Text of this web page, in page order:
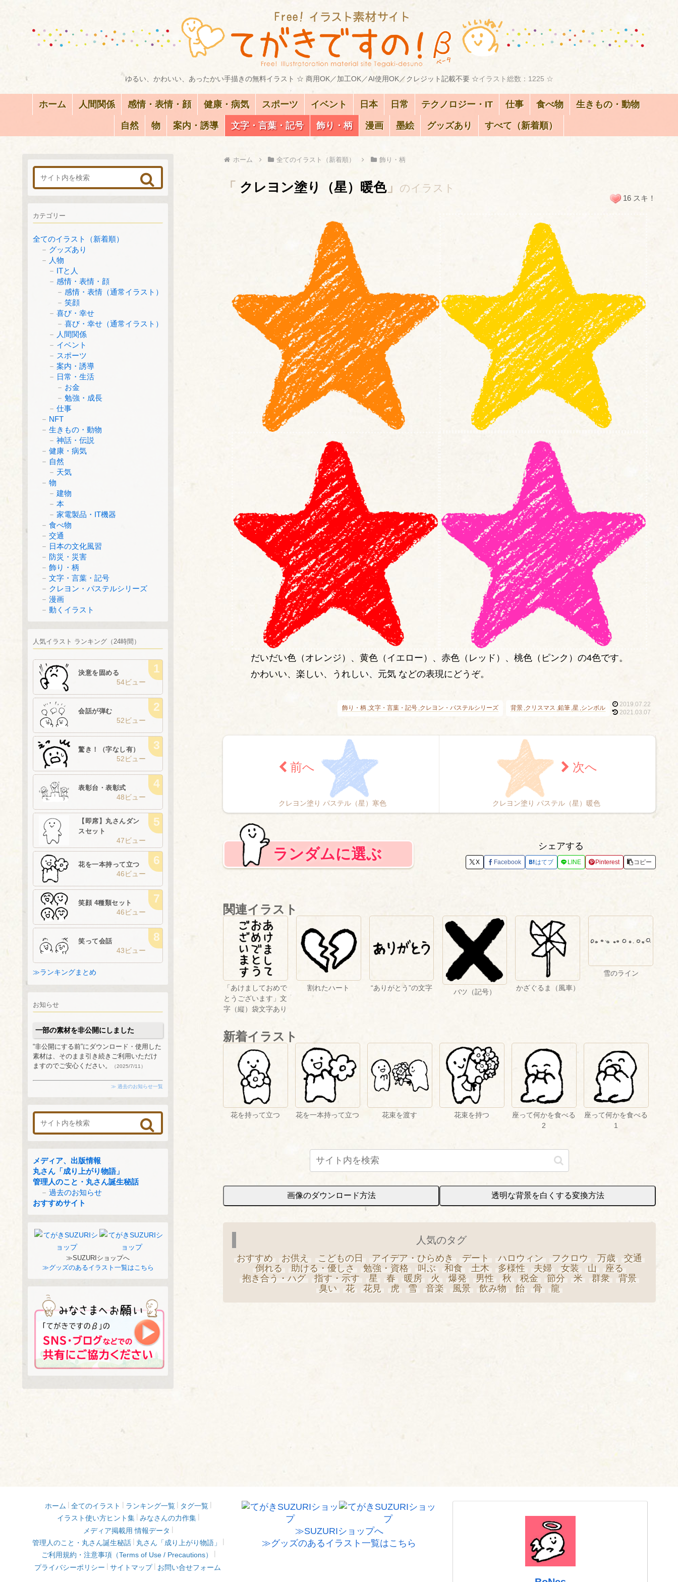
ゆるい、かわいい、あったかい手描きの無料イラスト ☆ 商用OK／加工OK／AI使用OK／クレジット記載不要 ☆イラスト総数：1225 ☆
ホーム 人間関係 感情・表情・顔 健康・病気 スポーツ イベント 日本 日常 テクノロジー・IT 仕事 食べ物 生きもの・動物
自然 物 案内・誘導 文字・言葉・記号 飾り・柄 漫画 墨絵 グッズあり すべて（新着順）
ホーム 全てのイラスト（新着順） 飾り・柄
「 クレヨン塗り（星）暖色」 のイラスト
だいだい色（オレンジ）、黄色（イエロー）、赤色（レッド）、桃色（ピンク）の4色です。
かわいい、楽しい、うれしい、元気 などの表現にどうぞ。
飾り・柄 文字・言葉・記号 クレヨン・パステルシリーズ 背景 クリスマス 鉛筆 星 シンボル
2019.07.22
2021.03.07
16 スキ！
クレヨン塗り パステル（星）寒色 クレヨン塗り パステル（星）暖色
ランダムに選ぶ シェアする
X Facebook はてブ LINE Pinterest コピー
関連イラスト
「あけましておめで
とうございます」文
字（縦）袋文字あり
割れたハート “ありがとう”の文字 バツ（記号） かざぐるま（風車）
雪のライン
新着イラスト
花を持って立つ 花を一本持って立つ 花束を渡す 花束を持つ
座って何かを食べる
2
座って何かを食べる
1
画像のダウンロード方法 透明な背景を白くする変換方法
人気のタグ
おすすめ お供え こどもの日 アイデア・ひらめき デート ハロウィン フクロウ 万歳
交通
倒れる
助ける・優しさ 勉強・資格 叫ぶ 和食 土木 多様性 夫婦 女装 山
座る
抱き合う・ハグ
指す・示す 星 春 暖房 火 爆発 男性 秋 税金 節分 米 群衆
背景
臭い
花 花見 虎 雪 音楽 風景 飲み物 飴 骨 龍
カテゴリー
全てのイラスト（新着順）
グッズあり
人物
ITと人
感情・表情・顔
感情・表情（通常イラスト）
笑顔
喜び・幸せ
喜び・幸せ（通常イラスト）
人間関係
イベント
スポーツ
案内・誘導
日常・生活
お金
勉強・成長
仕事
NFT
生きもの・動物
神話・伝説
健康・病気
自然
天気
物
建物
本
家電製品・IT機器
食べ物
交通
日本の文化風習
防災・災害
飾り・柄
文字・言葉・記号
クレヨン・パステルシリーズ
漫画
動くイラスト
人気イラスト ランキング（24時間）
決意を固める
54ビュー
会話が弾む
52ビュー
驚き！（字なし有）
52ビュー
表彰台・表彰式
48ビュー
【即席】丸さんダン
スセット
47ビュー
花を一本持って立つ
46ビュー
笑顔 4種類セット
46ビュー
笑って会話
43ビュー
≫ランキングまとめ
お知らせ
一部の素材を非公開にしました
“非公開にする前”にダウンロード・使用した
素材は、そのまま引き続きご利用いただけ
ますのでご安心ください。
（2025/7/11）
≫ 過去のお知らせ一覧
メディア、出版情報
丸さん「成り上がり物語」
管理人のこと・丸さん誕生秘話
過去のお知らせ
おすすめサイト
≫SUZURIショップへ
≫グッズのあるイラスト一覧はこちら
ホーム 全てのイラスト ランキング一覧
タグ一覧
イラスト使い方ヒント集
みなさんの力作集
メディア掲載用 情報データ
管理人のこと・丸さん誕生秘話
丸さん「成り上がり物語」
ご利用規約・注意事項（Terms of Use / Precautions）
プライバシーポリシー
サイトマップ お問い合せフォーム
≫SUZURIショップへ
≫グッズのあるイラスト一覧はこちら